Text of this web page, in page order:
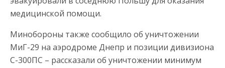
медицинской помощи.
Минобороны также сообщило об уничтожении
МиГ-29 на аэродроме Днепр и позиции дивизиона
С-300ПС – рассказали об уничтожении минимум